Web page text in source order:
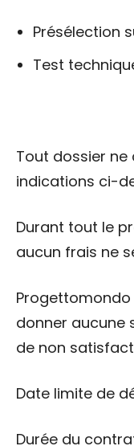
Présélection
Test
Tout dossier
indications ci-
Durant tout le
aucun frais ne
donner aucune
de non
Date limite de
Durée du